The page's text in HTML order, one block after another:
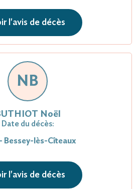
l'avis de décès
NB
Noël
Date du décès:
- Bessey-lès-Cîteaux
l'avis de décès